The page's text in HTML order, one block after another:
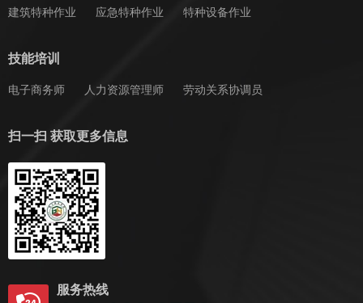
建筑特种作业 应急特种作业 特种设备作业
技能培训
电子商务师 人力资源管理师 劳动关系协调员
扫一扫 获取更多信息
服务热线